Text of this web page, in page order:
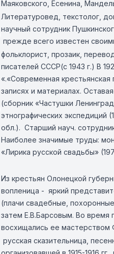
Маяковского, Есенина,
Литературовед, текстолог,
научный сотрудник
прежде всего известен
фольклорист, прозаик,
писателей СССР(с 1943 г.) В
«.«Современная
записях и материалах.
(сборник «Частушки
этнографических экспедиций
обл.). Старший науч.
Наиболее значимые труды:
«Лирика русской свадьбы»
Из крестьян Олонецкой
вопленица - яркий
(плачи свадебные,
затем Е.В.Барсовым. Во время
восхищались ее мастерством
русская сказительница,